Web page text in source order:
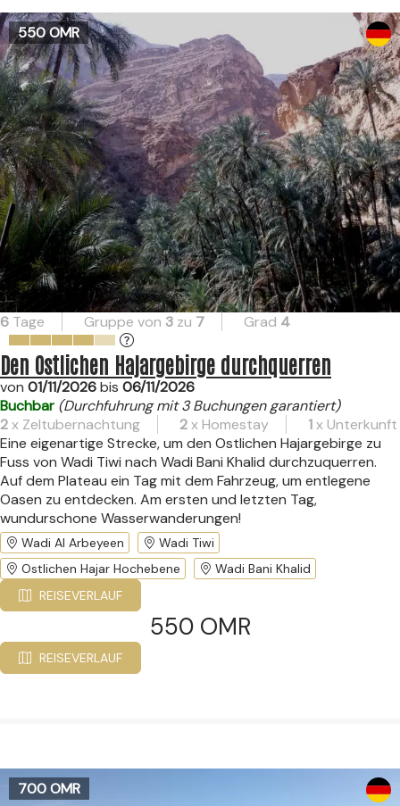
550 OMR
6 Tage Gruppe von 3 zu 7 Grad 4
Den Ostlichen Hajargebirge durchquerren
von 01/11/2026bis 06/11/2026
Buchbar (Durchfuhrung mit 3 Buchungen garantiert)
2x Zeltubernachtung 2x Homestay 1x Unterkunft
Eine eigenartige Strecke, um den Ostlichen Hajargebirge zu
Fuss von Wadi Tiwi nach Wadi Bani Khalid durchzuquerren.
Auf dem Plateau ein Tag mit dem Fahrzeug, um entlegene
Oasen zu entdecken. Am ersten und letzten Tag,
wundurschone Wasserwanderungen!
Wadi Al Arbeyeen
Wadi Tiwi
Ostlichen Hajar Hochebene
Wadi Bani Khalid
REISEVERLAUF
550 OMR
REISEVERLAUF
700 OMR